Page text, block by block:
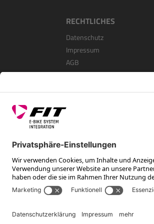
RECHTLICHES
Datenschutz
Impressum
AGB